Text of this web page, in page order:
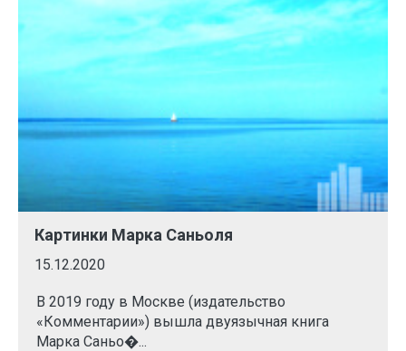
Картинки Марка Саньоля
15.12.2020
В 2019 году в Москве (издательство
«Комментарии») вышла двуязычная книга
Марка Саньо�...